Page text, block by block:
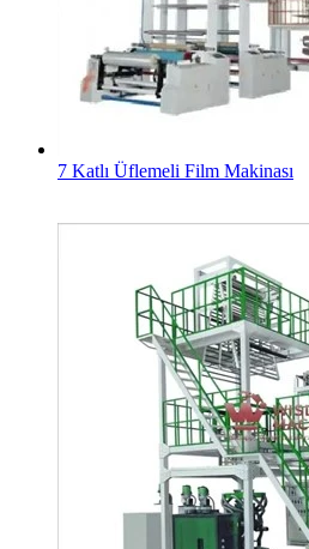
7 Katlı Üflemeli Film Makinası